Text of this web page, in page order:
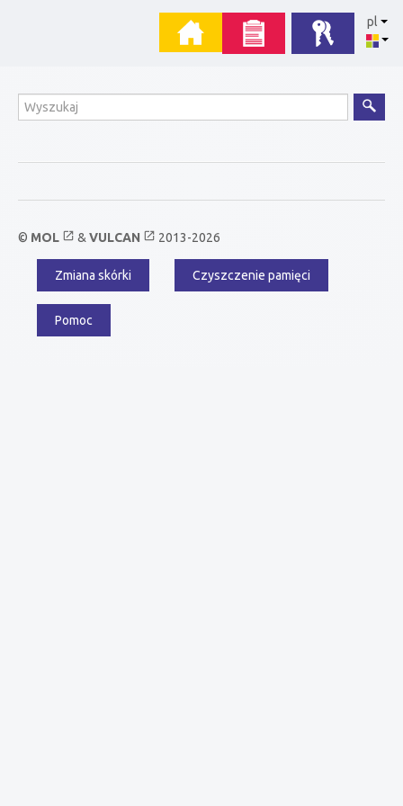
pl
Wyszukiwanie
© MOL open_in_new & VULCAN open_in_new 2013-2026
Menu
dodatkowe
Zmiana skórki Czyszczenie pamięci
Pomoc